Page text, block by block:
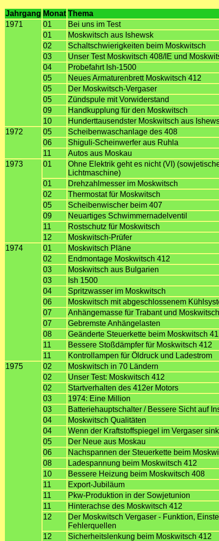
Jahrgang Monat Thema
1971
01
Bei uns im Test
01
Moskwitsch aus Ishewsk
02
Schaltschwierigkeiten beim Moskwitsch
03
Unser Test Moskwitsch 408/IE und
04
Probefahrt Ish-1500
05
Neues Armaturenbrett Moskwitsch 412
05
Der Moskwitsch-Vergaser
05
Zündspule mit Vorwiderstand
09
Handkupplung für den Moskwitsch
10
Hunderttausendster Moskwitsch aus
1972
05
Scheibenwaschanlage des 408
06
Shiguli-Scheinwerfer aus Ruhla
11
Autos aus Moskau
1973
01
Ohne Elektrik geht es nicht (VI)
Lichtmaschine)
01
Drehzahlmesser im Moskwitsch
02
Thermostat für Moskwitsch
05
Scheibenwischer beim 407
09
Neuartiges Schwimmernadelventil
11
Rostschutz für Moskwitsch
12
Moskwitsch-Prüfer
1974
01
Moskwitsch Pläne
02
Endmontage Moskwitsch 412
03
Moskwitsch aus Bulgarien
03
Ish 1500
04
Spritzwasser im Moskwitsch
06
Moskwitsch mit abgeschlossenem
07
Anhängemasse für Trabant und Moskwitsch
07
Gebremste Anhängelasten
08
Geänderte Steuerkette beim Moskwitsch
11
Bessere Stoßdämpfer für Moskwitsch 412
11
Kontrollampen für Öldruck und Ladestrom
1975
02
Moskwitsch in 70 Ländern
02
Unser Test: Moskwitsch 412
02
Startverhalten des 412er Motors
03
1974: Eine Million
03
Batteriehauptschalter / Bessere Sicht auf
04
Moskwitsch Qualitäten
04
Wenn der Kraftstoffspiegel im Vergaser
05
Der Neue aus Moskau
06
Nachspannen der Steuerkette beim
08
Ladespannung beim Moskwitsch 412
10
Bessere Heizung beim Moskwitsch 408
11
Export-Jubiläum
11
Pkw-Produktion in der Sowjetunion
11
Hinterachse des Moskwitsch 412
12
Der Moskwitsch Vergaser - Funktion,
Fehlerquellen
12
Sicherheitslenkung beim Moskwitsch 412